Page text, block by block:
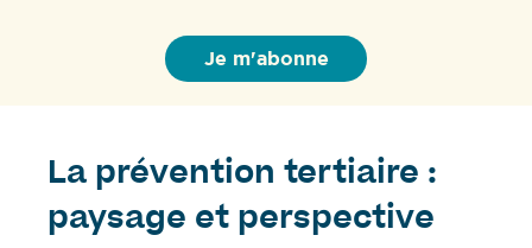
La prévention tertiaire :
paysage et perspective